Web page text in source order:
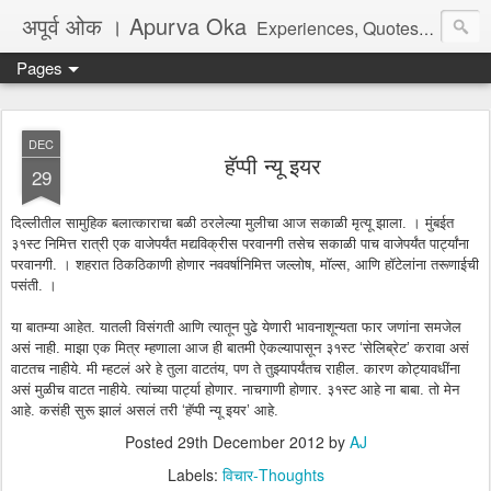
अपूर्व ओक । Apurva Oka Experiences, Quotes, One Liners, Articles, Stories, Travelogues, Poetry, and a lot of random thoughts and emotions. English, Marathi and the language of heart.
Pages
DEC
29 हॅप्पी न्यू इयर
दिल्लीतील सामुहिक बलात्काराचा बळी ठरलेल्या मुलीचा आज सकाळी मृत्यू झाला. । मुंबईत
३१स्ट निमित्त रात्री एक वाजेपर्यंत मद्यविक्रीस परवानगी तसेच सकाळी पाच वाजेपर्यंत पार्ट्यांना
परवानगी. । शहरात ठिकठिकाणी होणार नववर्षानिमित्त जल्लोष, मॉल्स, आणि हॉटेलांना तरूणाईची
पसंती. ।
या बातम्या आहेत. यातली विसंगती आणि त्यातून पुढे येणारी भावनाशून्यता फार जणांना समजेल
असं नाही. माझा एक मित्र म्हणाला आज ही बातमी ऐकल्यापासून ३१स्ट ‘सेलिब्रेट’ करावा असं
वाटतच नाहीये. मी म्हटलं अरे हे तुला वाटतंय, पण ते तुझ्यापर्यंतच राहील. कारण कोट्यावधींना
असं मुळीच वाटत नाहीये. त्यांच्या पार्ट्या होणार. नाचगाणी होणार. ३१स्ट आहे ना बाबा. तो मेन
आहे. कसंही सुरू झालं असलं तरी ‘हॅप्पी न्यू इयर’ आहे.
Posted 29th December 2012 by AJ
Labels: विचार-Thoughts